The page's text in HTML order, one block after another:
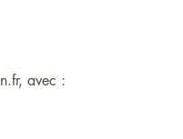
avec :